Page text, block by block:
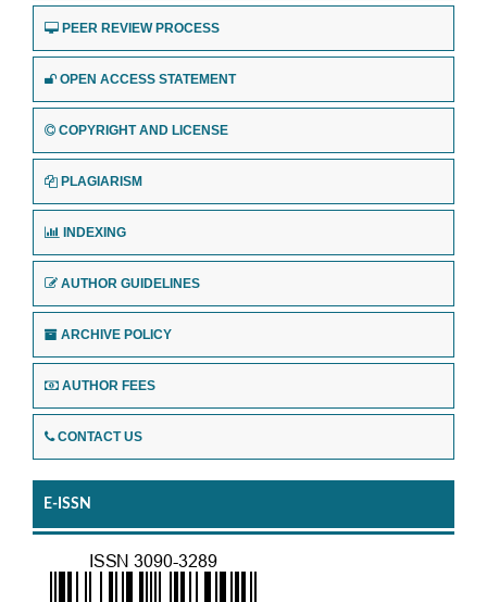
PEER REVIEW PROCESS
OPEN ACCESS STATEMENT
COPYRIGHT AND LICENSE
PLAGIARISM
INDEXING
AUTHOR GUIDELINES
ARCHIVE POLICY
AUTHOR FEES
CONTACT US
E-ISSN